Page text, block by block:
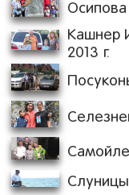
Осипова
Кашнер
2013 г.